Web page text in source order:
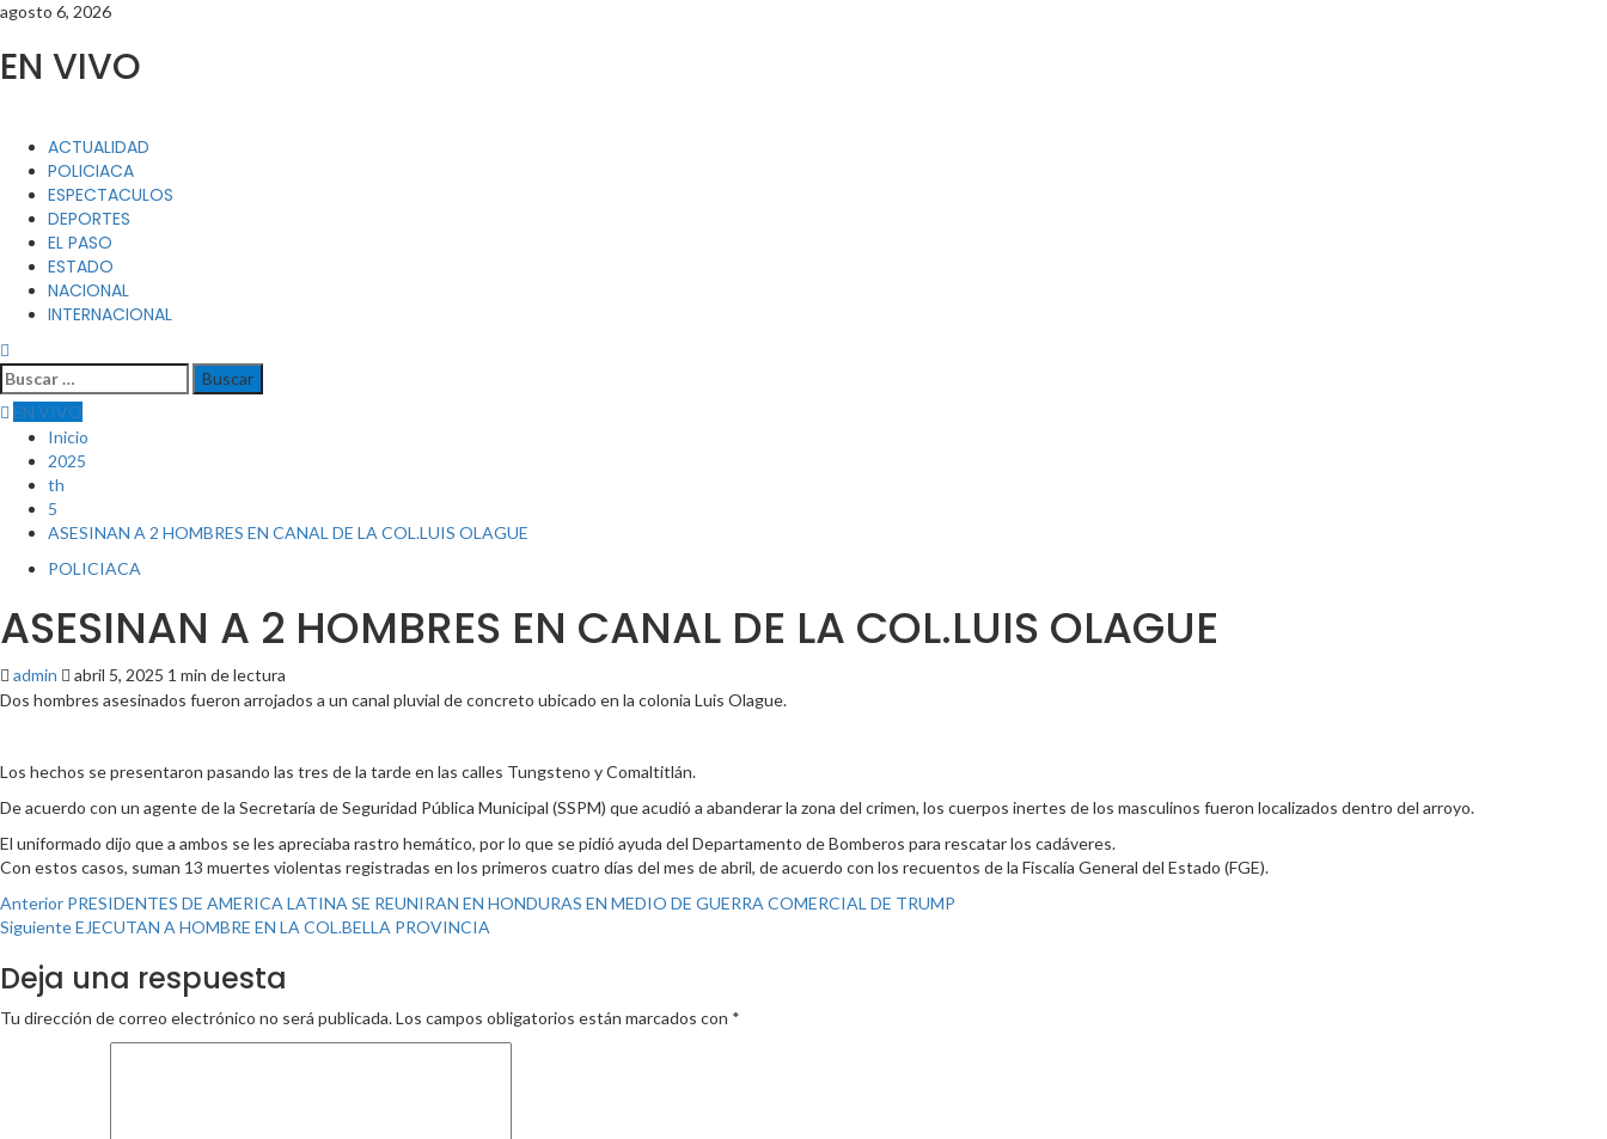
Saltar
contenido
agosto 6, 2026
EN VIVO
Menú
principal
ACTUALIDAD
POLICIACA
ESPECTACULOS
DEPORTES
EL PASO
ESTADO
NACIONAL
INTERNACIONAL
Buscar:
EN VIVO
Inicio
2025
th
5
ASESINAN A 2 HOMBRES EN CANAL DE LA COL.LUIS OLAGUE
POLICIACA
ASESINAN A 2 HOMBRES EN CANAL DE LA COL.LUIS OLAGUE
admin abril 5, 2025 1 min de lectura
Dos hombres asesinados fueron arrojados a un canal pluvial de concreto ubicado en la colonia Luis Olague.
Los hechos se presentaron pasando las tres de la tarde en las calles Tungsteno y Comaltitlán.
De acuerdo con un agente de la Secretaría de Seguridad Pública Municipal (SSPM) que acudió a abanderar la zona del crimen, los cuerpos inertes de los masculinos fueron localizados dentro del arroyo.
El uniformado dijo que a ambos se les apreciaba rastro hemático, por lo que se pidió ayuda del Departamento de Bomberos para rescatar los cadáveres.
Con estos casos, suman 13 muertes violentas registradas en los primeros cuatro días del mes de abril, de acuerdo con los recuentos de la Fiscalía General del Estado (FGE).
Post
navigation
Anterior PRESIDENTES DE AMERICA LATINA SE REUNIRAN EN HONDURAS EN MEDIO DE GUERRA COMERCIAL DE TRUMP
SiguienteEJECUTAN A HOMBRE EN LA COL.BELLA PROVINCIA
Deja una respuesta
Tu dirección de correo electrónico no será publicada.Los campos obligatorios están marcados con *